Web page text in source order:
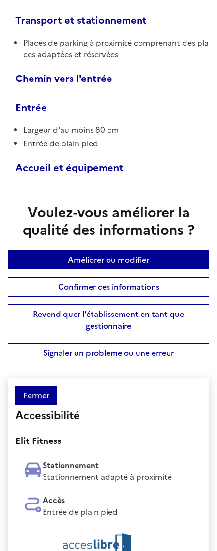
Transport et stationnement
Places de parking à proximité comprenant des pla
ces adaptées et réservées
Chemin vers l'entrée
Entrée
Largeur d'au moins 80 cm
Entrée de plain pied
Accueil et équipement
Voulez-vous améliorer la
qualité des informations ?
Améliorer ou modifier
Confirmer ces informations
Revendiquer l'établissement en tant que
gestionnaire
Signaler un problème ou une erreur
Fermer
Accessibilité
Elit Fitness
Stationnement
Stationnement adapté à proximité
Accès
Entrée de plain pied